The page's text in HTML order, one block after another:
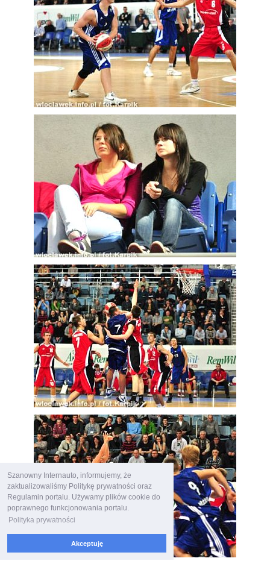
Szanowny Internauto, informujemy, że
zaktualizowaliśmy Politykę prywatności oraz
Regulamin portalu. Używamy plików cookie do
poprawnego funkcjonowania portalu.
Polityka prywatności
Akceptuję